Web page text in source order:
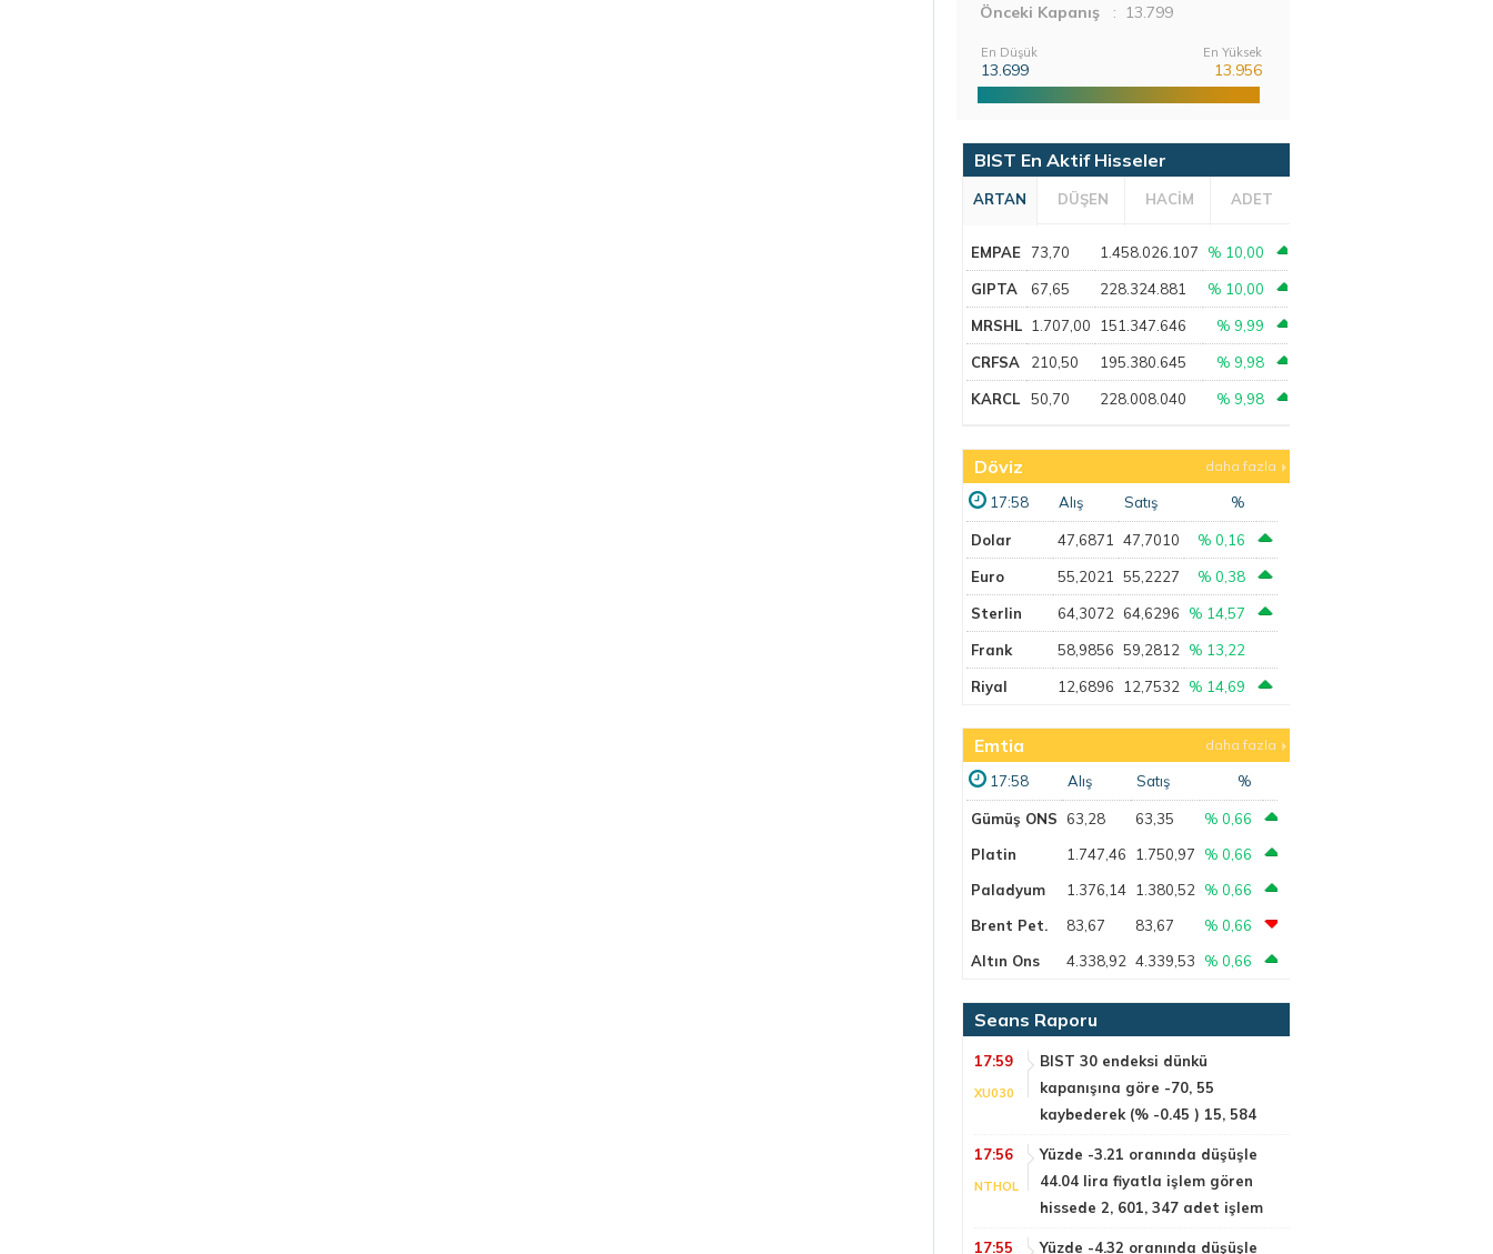
Önceki Kapanış
: 13.799
En Düşük
13.699
En Yüksek
13.956
BIST En Aktif Hisseler
ARTAN DÜŞEN HACİM ADET
EMPAE 73,70 1.458.026.107 % 10,00
GIPTA 67,65 228.324.881 % 10,00
MRSHL 1.707,00 151.347.646 % 9,99
CRFSA 210,50 195.380.645 % 9,98
KARCL 50,70 228.008.040 % 9,98
Döviz daha fazla
17:58 Alış Satış %
Dolar 47,6871 47,7010 % 0,16
Euro 55,2021 55,2227 % 0,38
Sterlin 64,3072 64,6296 % 14,57
Frank 58,9856 59,2812 % 13,22
Riyal 12,6896 12,7532 % 14,69
Emtia daha fazla
17:58 Alış Satış %
Gümüş ONS 63,28 63,35
% 0,66
Platin
1.747,46 1.750,97
% 0,66
Paladyum
1.376,14 1.380,52
% 0,66
Brent Pet.
83,67 83,67
% 0,66
Altın Ons
4.338,92 4.339,53 % 0,66
Seans Raporu
17:59
XU030
BIST 30 endeksi dünkü
kapanışına göre -70, 55
kaybederek (% -0.45 ) 15, 584
17:56
NTHOL
Yüzde -3.21 oranında düşüşle
44.04 lira fiyatla işlem gören
hissede 2, 601, 347 adet işlem
17:55
Yüzde -4.32 oranında düşüşle